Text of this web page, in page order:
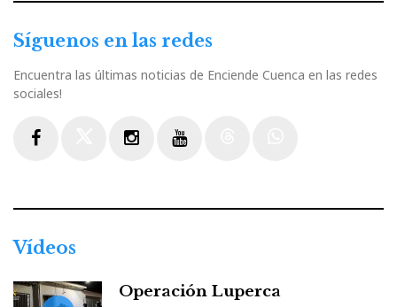
Síguenos en las redes
Encuentra las últimas noticias de Enciende Cuenca en las redes
sociales!
Vídeos
Operación Luperca